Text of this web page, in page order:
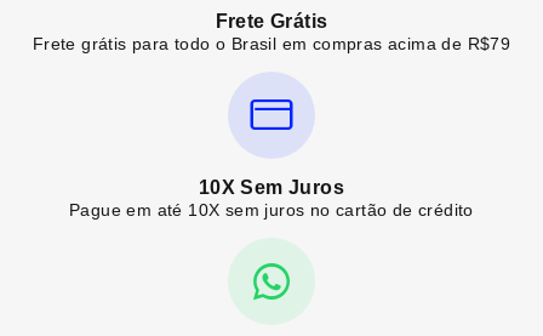
Frete Grátis
Frete grátis para todo o Brasil em compras acima de R$79
10X Sem Juros
Pague em até 10X sem juros no cartão de crédito